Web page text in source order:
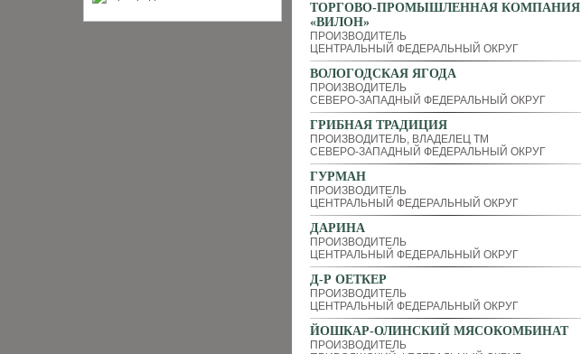
ТОРГОВО-ПРОМЫШЛЕННАЯ КОМПАНИЯ
«ВИЛОН»
ПРОИЗВОДИТЕЛЬ
ЦЕНТРАЛЬНЫЙ ФЕДЕРАЛЬНЫЙ ОКРУГ
ВОЛОГОДСКАЯ ЯГОДА
ПРОИЗВОДИТЕЛЬ
СЕВЕРО-ЗАПАДНЫЙ ФЕДЕРАЛЬНЫЙ ОКРУГ
ГРИБНАЯ ТРАДИЦИЯ
ПРОИЗВОДИТЕЛЬ, ВЛАДЕЛЕЦ ТМ
СЕВЕРО-ЗАПАДНЫЙ ФЕДЕРАЛЬНЫЙ ОКРУГ
ГУРМАН
ПРОИЗВОДИТЕЛЬ
ЦЕНТРАЛЬНЫЙ ФЕДЕРАЛЬНЫЙ ОКРУГ
ДАРИНА
ПРОИЗВОДИТЕЛЬ
ЦЕНТРАЛЬНЫЙ ФЕДЕРАЛЬНЫЙ ОКРУГ
Д-Р ОЕТКЕР
ПРОИЗВОДИТЕЛЬ
ЦЕНТРАЛЬНЫЙ ФЕДЕРАЛЬНЫЙ ОКРУГ
ЙОШКАР-ОЛИНСКИЙ МЯСОКОМБИНАТ
ПРОИЗВОДИТЕЛЬ